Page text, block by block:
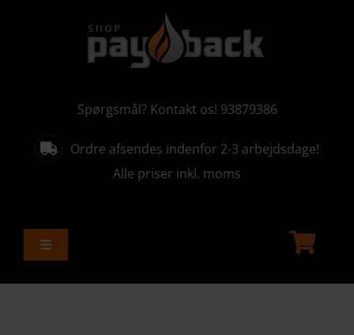
Spørgsmål? Kontakt os! 93879386
Ordre afsendes indenfor 2-3 arbejdsdage!
Alle priser inkl. moms
Toggle
ALLE PRODUKTER